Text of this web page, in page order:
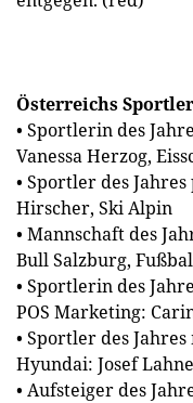
Österreichs
• Sportlerin des
Vanessa Herzog,
• Sportler des
Hirscher, Ski Alpin
• Mannschaft des
Bull Salzburg,
• Sportlerin des
POS Marketing:
• Sportler des
Hyundai: Josef
• Aufsteiger des